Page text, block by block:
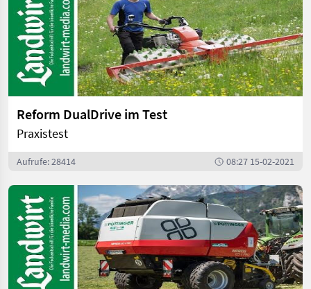
Reform DualDrive im Test
Praxistest
Aufrufe: 28414 08:27 15-02-2021